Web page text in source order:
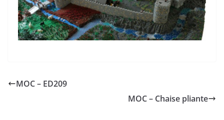
MOC – ED209
MOC – Chaise pliante